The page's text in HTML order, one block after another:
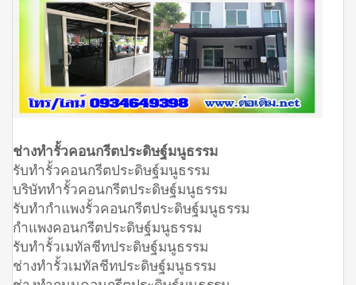
ช่างทำรั้วคอนกรีตประดิษฐ์มนูธรรม
รับทำรั้วคอนกรีตประดิษฐ์มนูธรรม
บริษัททำรั้วคอนกรีตประดิษฐ์มนูธรรม
รับทำกำแพงรั้วคอนกรีตประดิษฐ์มนูธรรม
กำแพงคอนกรีตประดิษฐ์มนูธรรม
รับทำรั้วเมทัลชีทประดิษฐ์มนูธรรม
ช่างทำรั้วเมทัลชีทประดิษฐ์มนูธรรม